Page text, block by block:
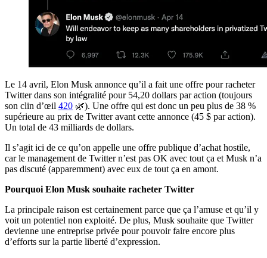
Le 14 avril, Elon Musk annonce qu’il a fait une offre pour racheter
Twitter dans son intégralité pour 54,20 dollars par action (toujours
son clin d’œil 420 🌿). Une offre qui est donc un peu plus de 38 %
supérieure au prix de Twitter avant cette annonce (45 $ par action).
Un total de 43 milliards de dollars.
Il s’agit ici de ce qu’on appelle une offre publique d’achat hostile,
car le management de Twitter n’est pas OK avec tout ça et Musk n’a
pas discuté (apparemment) avec eux de tout ça en amont.
Pourquoi Elon Musk souhaite racheter Twitter
La principale raison est certainement parce que ça l’amuse et qu’il y
voit un potentiel non exploité. De plus, Musk souhaite que Twitter
devienne une entreprise privée pour pouvoir faire encore plus
d’efforts sur la partie liberté d’expression.